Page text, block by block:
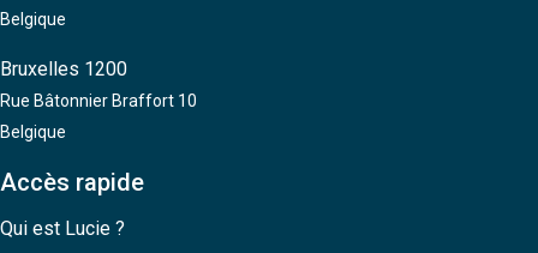
Belgique
Bruxelles 1200
Rue Bâtonnier Braffort 10
Belgique
Accès rapide
Qui est Lucie ?